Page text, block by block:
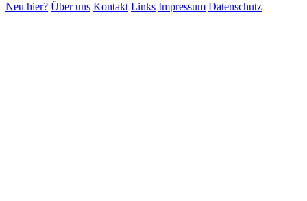
Neu hier? Über uns Kontakt Links Impressum Datenschutz